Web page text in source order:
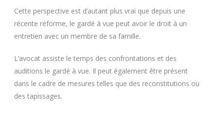
Cette perspective est d’autant plus vrai que depuis une
récente réforme, le gardé à vue peut avoir le droit à un
entretien avec un membre de sa famille.
L’avocat assiste le temps des confrontations et des
auditions le gardé à vue. Il peut également être présent
dans le cadre de mesures telles que des reconstitutions ou
des tapissages.